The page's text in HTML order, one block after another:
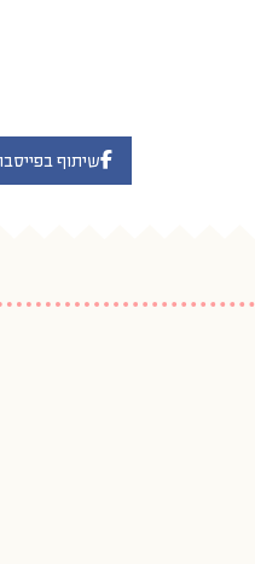
שיתוף